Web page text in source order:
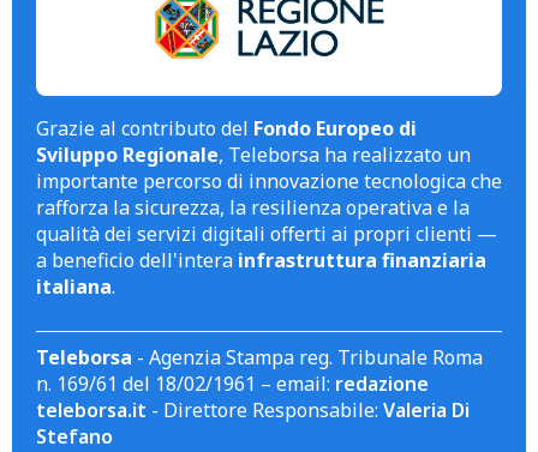
Grazie al contributo del Fondo Europeo di
Sviluppo Regionale, Teleborsa ha realizzato un
importante percorso di innovazione tecnologica che
rafforza la sicurezza, la resilienza operativa e la
qualità dei servizi digitali offerti ai propri clienti —
a beneficio dell'intera infrastruttura finanziaria
italiana.
Teleborsa - Agenzia Stampa reg. Tribunale Roma
n. 169/61 del 18/02/1961 – email: redazione
teleborsa.it - Direttore Responsabile: Valeria Di
Stefano